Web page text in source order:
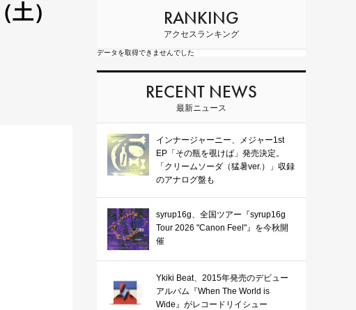
）
RANKING
アクセスランキング
データを取得できませんでした
RECENT NEWS
最新ニュース
インナージャーニー、メジャー1st
EP「その瓶を覗けば」発売決定。
「クリームソーダ（猛暑ver.）」収録
のアナログ盤も
syrup16g、全国ツアー『syrup16g
Tour 2026 "Canon Feel"』を今秋開
催
Ykiki Beat、2015年発売のデビュー
アルバム『When The World is
Wide』がレコードリイシュー